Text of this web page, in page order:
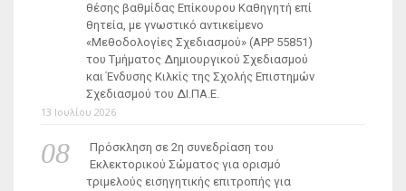
θέσης βαθμίδας Επίκουρου Καθηγητή επί
θητεία, με γνωστικό αντικείμενο
«Μεθοδολογίες Σχεδιασμού» (ΑΡΡ 55851)
του Τμήματος Δημιουργικού Σχεδιασμού
και Ένδυσης Κιλκίς της Σχολής Επιστημών
Σχεδιασμού του ΔΙ.ΠΑ.Ε.
13 Ιουλίου 2026
Πρόσκληση σε 2η συνεδρίαση του
Εκλεκτορικού Σώματος για ορισμό
τριμελούς εισηγητικής επιτροπής για